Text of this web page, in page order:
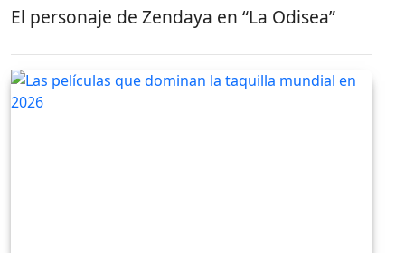
El personaje de Zendaya en “La Odisea”